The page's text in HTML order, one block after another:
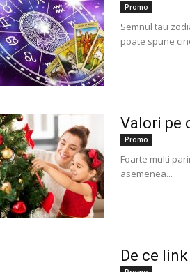
Promo
Semnul tau
poate spune
Valori pe
Promo
Foarte multi
asemenea...
De ce